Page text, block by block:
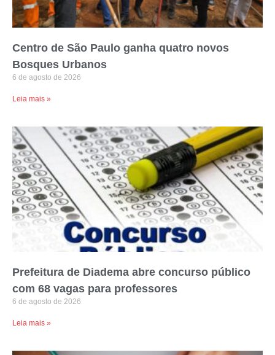
Centro de São Paulo ganha quatro novos
Bosques Urbanos
6 de agosto de 2026
Leia mais »
Prefeitura de Diadema abre concurso público
com 68 vagas para professores
6 de agosto de 2026
Leia mais »